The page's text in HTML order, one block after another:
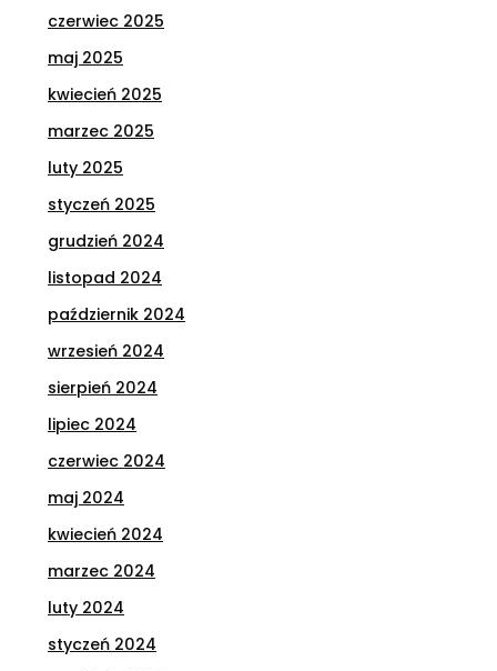
czerwiec 2025
maj 2025
kwiecień 2025
marzec 2025
luty 2025
styczeń 2025
grudzień 2024
listopad 2024
październik 2024
wrzesień 2024
sierpień 2024
lipiec 2024
czerwiec 2024
maj 2024
kwiecień 2024
marzec 2024
luty 2024
styczeń 2024